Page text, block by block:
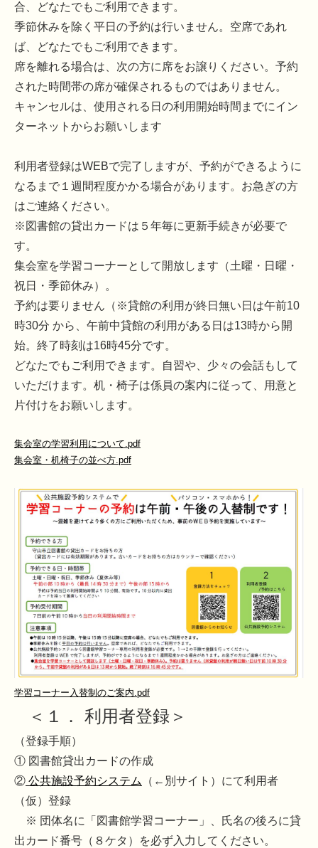
合、どなたでもご利用できます。
季節休みを除く平日の予約は行いません。空席であれ
ば、どなたでもご利用できます。
席を離れる場合は、次の方に席をお譲りください。予約
された時間帯の席が確保されるものではありません。
キャンセルは、使用される日の利用開始時間までにイン
ターネットからお願いします
利用者登録はWEBで完了しますが、予約ができるように
なるまで１週間程度かかる場合があります。お急ぎの方
はご連絡ください。
※図書館の貸出カードは５年毎に更新手続きが必要で
す。
集会室を学習コーナーとして開放します（土曜・日曜・
祝日・季節休み）。
予約は要りません（※貸館の利用が終日無い日は午前10
時30分 から、午前中貸館の利用がある日は13時から開
始。終了時刻は16時45分です。
どなたでもご利用できます。自習や、少々の会話もして
いただけます。机・椅子は係員の案内に従って、用意と
片付けをお願いします。
集会室の学習利用について.pdf
集会室・机椅子の並べ方.pdf
学習コーナー入替制のご案内.pdf
＜１． 利用者登録＞
（登録手順）
① 図書館貸出カードの作成
② 公共施設予約システム
（←別サイト）にて利用者
（仮）登録
※ 団体名に「図書館学習コーナー」、氏名の後ろに貸
出カード番号（８ケタ）を必ず入力してください。